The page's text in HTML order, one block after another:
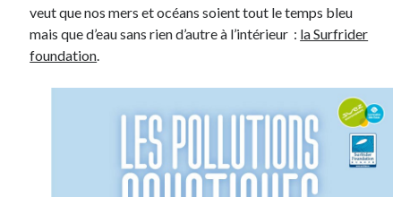
AnthonydansComment j’ai opéré ma vélorution toute personnelle
Renaud DucherdansComment j’ai opéré ma vélorution toute
personnelle
dansT’as vu quoi ? #52
C’était pas mieux avant… à Lyon
veut que nos mers et océans soient tout le temps bleu
mais que d’eau sans rien d’autre à l’intérieur : la Surfrider
foundation.